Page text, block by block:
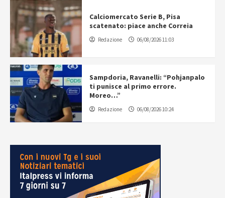
Calciomercato Serie B, Pisa
scatenato: piace anche Correia
Redazione 06/08/2026 11:03
Sampdoria, Ravanelli: “Pohjanpalo
ti punisce al primo errore.
Moreo…”
Redazione 06/08/2026 10:24